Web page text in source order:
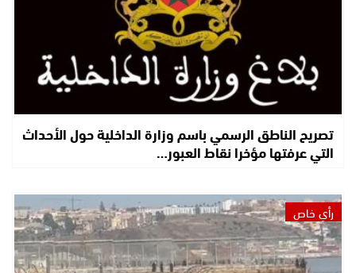
تصريح الناطق الرسمي باسم وزارة الداخلية حول الأحداث
التي عرفتها مؤخرا نقاط العبور…
رأي خاص